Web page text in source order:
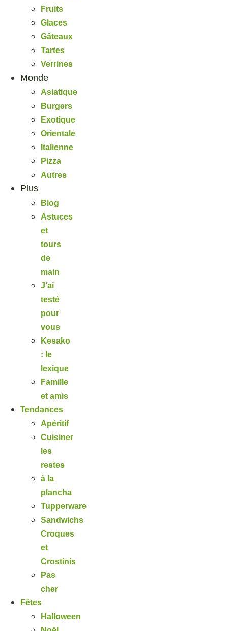
Fruits
Glaces
Gâteaux
Tartes
Verrines
Monde
Asiatique
Burgers
Exotique
Orientale
Italienne
Pizza
Autres
Plus
Blog
Astuces
et
tours
de
main
J’ai
testé
pour
vous
Kesako
: le
lexique
Famille
et amis
Tendances
Apéritif
Cuisiner
les
restes
à la
plancha
Tupperware
Sandwichs
Croques
et
Crostinis
Pas
cher
Fêtes
Halloween